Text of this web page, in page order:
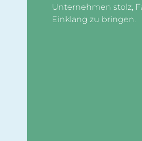
Unternehmen stolz,
Einklang zu bringen.